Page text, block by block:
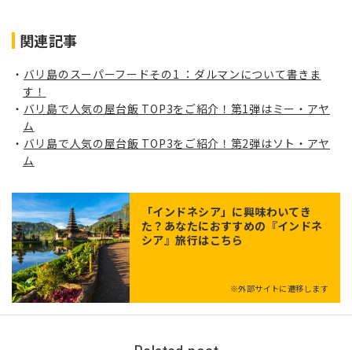
関連記事
バリ島のスーパーフードその1 ：ダルマンについて書きま
す！
バリ島で人気の屋台飯 TOP3をご紹介！第1弾はミー・アヤ
ム
バリ島で人気の屋台飯 TOP3をご紹介！第2弾はソト・アヤ
ム
「インドネシア」に興味わいてき
た？あなたにおすすめの『インドネ
シア』旅行はこちら
※外部サイトに遷移します